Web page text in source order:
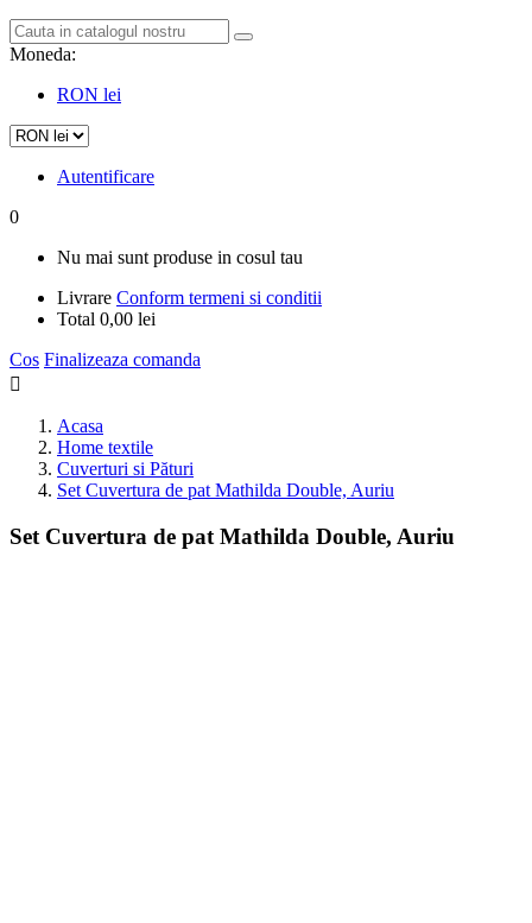
Moneda:
RON lei
Autentificare
0
Nu mai sunt produse in cosul tau
Livrare Conform termeni si conditii
Total 0,00 lei
Cos Finalizeaza comanda

Acasa
Home textile
Cuverturi si Pături
Set Cuvertura de pat Mathilda Double, Auriu
Set Cuvertura de pat Mathilda Double, Auriu